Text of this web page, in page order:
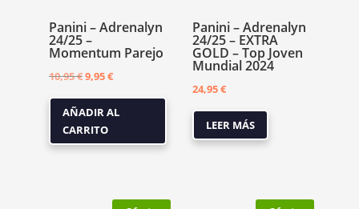
Panini – Adrenalyn
24/25 –
Momentum Parejo
10,95€El
precio
original
era:
9,95€El
precio
actual
AÑADIR AL
CARRITO
Panini – Adrenalyn
24/25 – EXTRA
GOLD – Top Joven
Mundial 2024
24,95€
LEER MÁS